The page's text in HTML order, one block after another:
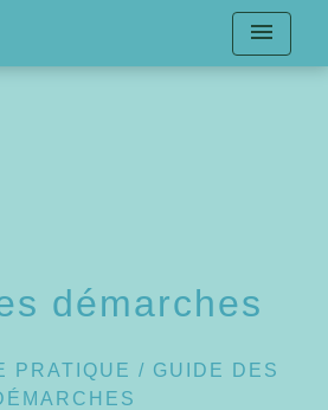
menu
démarches
PRATIQUE / GUIDE DES